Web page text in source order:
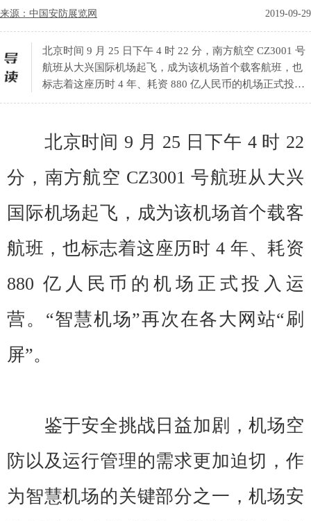
来源：中国安防展览网 2019-09-29
北京时间 9 月 25 日下午 4 时 22 分，南方航空 CZ3001 号
航班从大兴国际机场起飞，成为该机场首个载客航班，也
标志着这座历时 4 年、耗资 880 亿人民币的机场正式投入
运营。
北京时间 9 月 25 日下午 4 时 22
分，南方航空 CZ3001 号航班从大兴
国际机场起飞，成为该机场首个载客
航班，也标志着这座历时 4 年、耗资
880 亿人民币的机场正式投入运
营。“智慧机场”再次在各大网站“刷
屏”。
鉴于安全挑战日益加剧，机场空
防以及运行管理的需求更加迫切，作
为智慧机场的关键部分之一，机场安